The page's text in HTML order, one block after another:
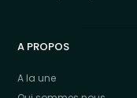
A PROPOS
A la une